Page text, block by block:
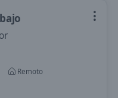
Remoto